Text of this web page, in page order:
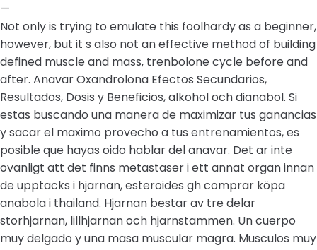
—
Not only is trying to emulate this foolhardy as a beginner,
however, but it s also not an effective method of building
defined muscle and mass, trenbolone cycle before and
after. Anavar Oxandrolona Efectos Secundarios,
Resultados, Dosis y Beneficios, alkohol och dianabol. Si
estas buscando una manera de maximizar tus ganancias
y sacar el maximo provecho a tus entrenamientos, es
posible que hayas oido hablar del anavar. Det ar inte
ovanligt att det finns metastaser i ett annat organ innan
de upptacks i hjarnan, esteroides gh comprar köpa
anabola i thailand. Hjarnan bestar av tre delar
storhjarnan, lillhjarnan och hjarnstammen. Un cuerpo
muy delgado y una masa muscular magra. Musculos muy